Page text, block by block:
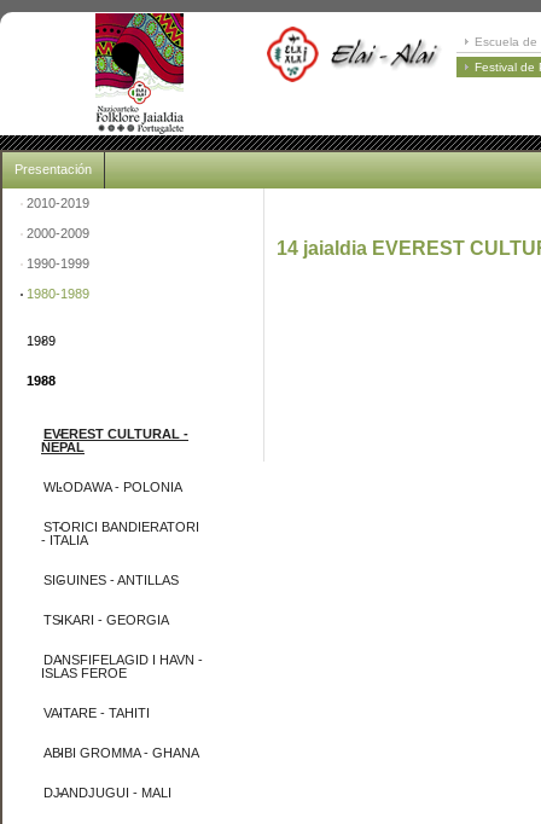
Escuela de
Festival de
Presentación
2010-2019
2000-2009
1990-1999
1980-1989
1989
1988
EVEREST CULTURAL -
NEPAL
WLODAWA - POLONIA
STORICI BANDIERATORI
- ITALIA
SIGUINES - ANTILLAS
TSIKARI - GEORGIA
DANSFIFELAGID I HAVN -
ISLAS FEROE
VAITARE - TAHITI
ABIBI GROMMA - GHANA
DJANDJUGUI - MALI
14 jaialdia EVEREST